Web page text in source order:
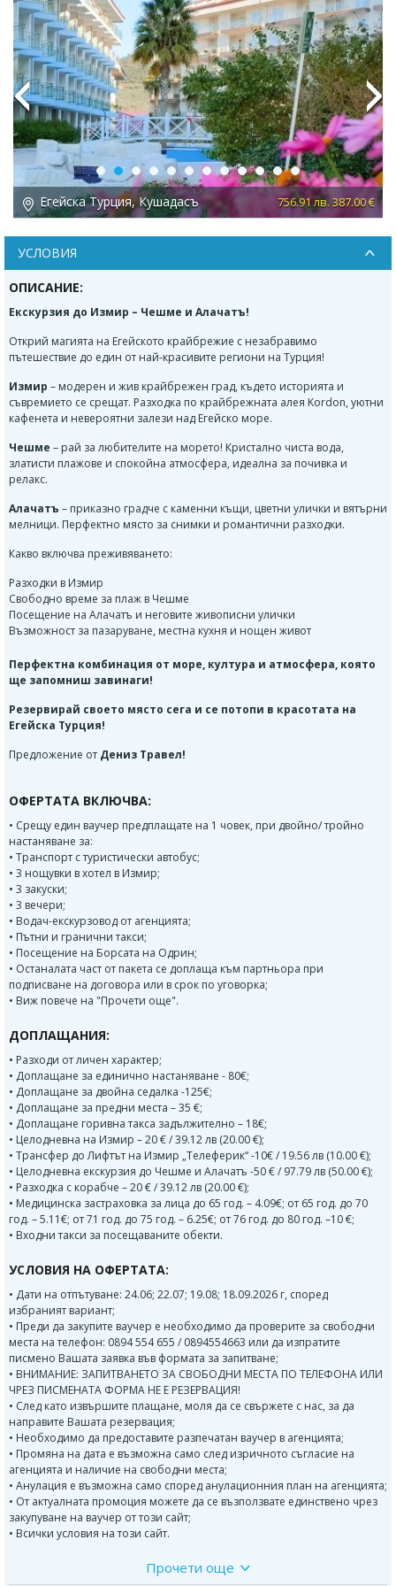
Егейска Турция, Кушадасъ 756.91 лв. 387.00 €
Previous Next
УСЛОВИЯ
ОПИСАНИЕ:
Екскурзия до Измир – Чешме и Алачатъ!
Открий магията на Егейското крайбрежие с незабравимо
пътешествие до един от най-красивите региони на Турция!
Измир – модерен и жив крайбрежен град, където историята и
съвремието се срещат. Разходка по крайбрежната алея Kordon, уютни
кафенета и невероятни залези над Егейско море.
Чешме – рай за любителите на морето! Кристално чиста вода,
златисти плажове и спокойна атмосфера, идеална за почивка и
релакс.
Алачатъ – приказно градче с каменни къщи, цветни улички и вятърни
мелници. Перфектно място за снимки и романтични разходки.
Какво включва преживяването:
Разходки в Измир
Свободно време за плаж в Чешме
Посещение на Алачатъ и неговите живописни улички
Възможност за пазаруване, местна кухня и нощен живот
Перфектна комбинация от море, култура и атмосфера, която
ще запомниш завинаги!
Резервирай своето място сега и се потопи в красотата на
Егейска Турция!
Предложение от Дениз Травел!
ОФЕРТАТА ВКЛЮЧВА:
• Срещу един ваучер предплащате на 1 човек, при двойно/ тройно
настаняване за:
• Транспорт с туристически автобус;
• 3 нощувки в хотел в Измир;
• 3 закуски;
• 3 вечери;
• Водач-екскурзовод от агенцията;
• Пътни и гранични такси;
• Посещение на Борсата на Одрин;
• Останалата част от пакета се доплаща към партньора при
подписване на договора или в срок по уговорка;
• Виж повече на "Прочети още".
ДОПЛАЩАНИЯ:
• Разходи от личен характер;
• Доплащане за единично настаняване - 80€;
• Доплащане за двойна седалка -125€;
• Доплащане за предни места – 35 €;
• Доплащане горивна такса задължително – 18€;
• Целодневна на Измир – 20 € / 39.12 лв (20.00 €);
• Tрансфер до Лифтът на Измир „Телеферик“ -10€ / 19.56 лв (10.00 €);
• Целодневна екскурзия до Чешме и Алачатъ -50 € / 97.79 лв (50.00 €);
• Разходка с корабче – 20 € / 39.12 лв (20.00 €);
• Медицинска застраховка за лица до 65 год. – 4.09€; от 65 год. до 70
год. – 5.11€; от 71 год. до 75 год. – 6.25€; от 76 год. до 80 год. –10 €;
• Входни такси за посещаваните обекти.
УСЛОВИЯ НА ОФЕРТАТА:
• Дати на отпътуване: 24.06; 22.07; 19.08; 18.09.2026 г, според
избраният вариант;
• Преди да закупите ваучер е необходимо да проверите за свободни
места на телефон: 0894 554 655 / 0894554663 или да изпратите
писмено Вашата заявка във формата за запитване;
• ВНИМАНИЕ: ЗАПИТВАНЕТО ЗА СВОБОДНИ МЕСТА ПО ТЕЛЕФОНА ИЛИ
ЧРЕЗ ПИСМЕНАТА ФОРМА НЕ Е РЕЗЕРВАЦИЯ!
• След като извършите плащане, моля да се свържете с нас, за да
направите Вашата резервация;
• Необходимо да предоставите разпечатан ваучер в агенцията;
• Промяна на дата е възможна само след изричното съгласие на
агенцията и наличие на свободни места;
• Анулация е възможна само според анулационния план на агенцията;
• От актуалната промоция можете да се възползвате единствено чрез
закупуване на ваучер от този сайт;
• Всички условия на този сайт.
Прочети още